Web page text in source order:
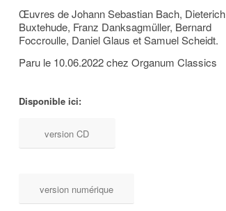
Œuvres de Johann Sebastian Bach, Dieterich
Buxtehude, Franz Danksagmüller, Bernard
Foccroulle, Daniel Glaus et Samuel Scheidt.
Paru le 10.06.2022 chez Organum Classics
Disponible ici:
version CD
version numérique